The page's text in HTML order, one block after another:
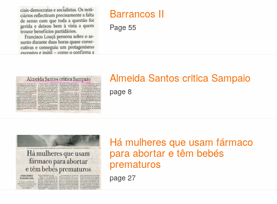
Barrancos II
Page 55
Almeida Santos critica Sampaio
page 8
Há mulheres que usam fármaco
para abortar e têm bebés
prematuros
page 27